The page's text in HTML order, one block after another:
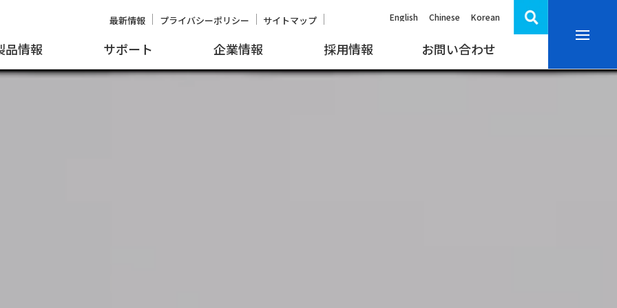
品情報 サポート 企業情報 採用情報 お問い合わせ
最新情報 プライバシーポリシー サイトマップ English Chinese Korean